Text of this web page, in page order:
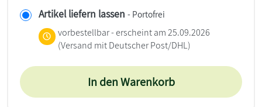
Artikel liefern lassen - Portofrei
vorbestellbar - erscheint am 25.09.2026
(Versand mit Deutscher Post/DHL)
In den Warenkorb